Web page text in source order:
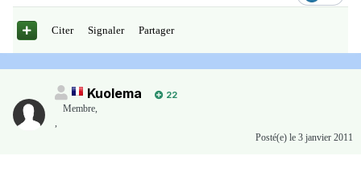
Citer Signaler Partager
Kuolema
22
Membre,
,
Posté(e) le 3 janvier 2011